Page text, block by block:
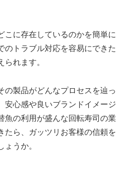
こに存在しているのかを簡単に
のトラブル対応を容易にできた
られます。
の製品がどんなプロセスを辿っ
安心感や良いブランドイメージ
魚の利用が盛んな回転寿司の業
たら、ガッツリお客様の信頼を
うか。